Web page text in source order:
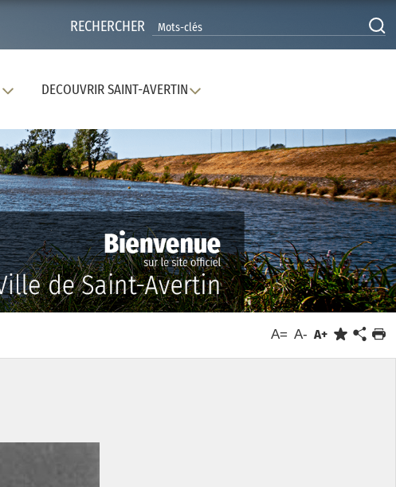
RECHERCHER
DECOUVRIR SAINT-AVERTIN
A= A- A+